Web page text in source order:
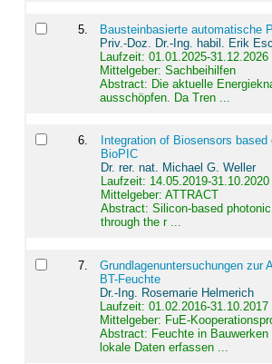
5.
Bausteinbasierte automatische
Priv.-Doz. Dr.-Ing. habil. Erik
Laufzeit: 01.01.2025-31.12.2026
Mittelgeber: Sachbeihilfen
Abstract: Die aktuelle
ausschöpfen. Da Tren ...
6.
Integration of Biosensors
BioPIC
Dr. rer. nat. Michael G. Weller
Laufzeit: 14.05.2019-31.10.2020
Mittelgeber: ATTRACT
Abstract: Silicon-based
through the r ...
7.
Grundlagenuntersuchungen zur
BT-Feuchte
Dr.-Ing. Rosemarie Helmerich
Laufzeit: 01.02.2016-31.10.2017
Mittelgeber: FuE-
Abstract: Feuchte in
lokale Daten erfassen ...